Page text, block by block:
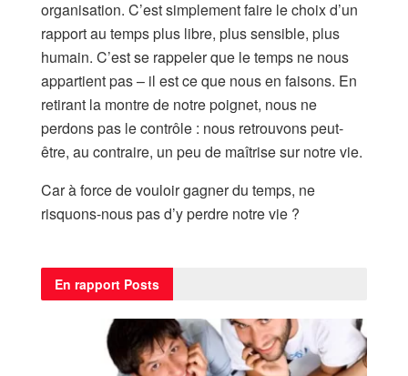
organisation. C’est simplement faire le choix d’un
rapport au temps plus libre, plus sensible, plus
humain. C’est se rappeler que le temps ne nous
appartient pas – il est ce que nous en faisons. En
retirant la montre de notre poignet, nous ne
perdons pas le contrôle : nous retrouvons peut-
être, au contraire, un peu de maîtrise sur notre vie.
Car à force de vouloir gagner du temps, ne
risquons-nous pas d’y perdre notre vie ?
En rapport Posts